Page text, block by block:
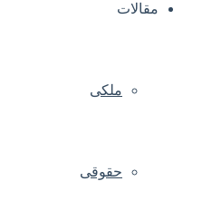
مقالات
ملکی
حقوقی